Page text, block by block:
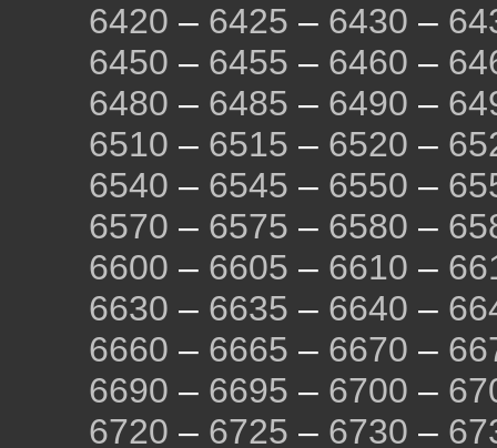
6420 – 6425 – 6430 –
6450 – 6455 – 6460 –
6480 – 6485 – 6490 –
6510 – 6515 – 6520 –
6540 – 6545 – 6550 –
6570 – 6575 – 6580 –
6600 – 6605 – 6610 –
6630 – 6635 – 6640 –
6660 – 6665 – 6670 –
6690 – 6695 – 6700 –
6720 – 6725 – 6730 –